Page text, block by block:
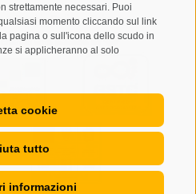
strettamente necessari. Puoi
momento cliccando sul link
pagina o sull'icona dello scudo in
si applicheranno al solo
cookie
tutto
informazioni
• Cookie Policy • Privacy •
created with passion by